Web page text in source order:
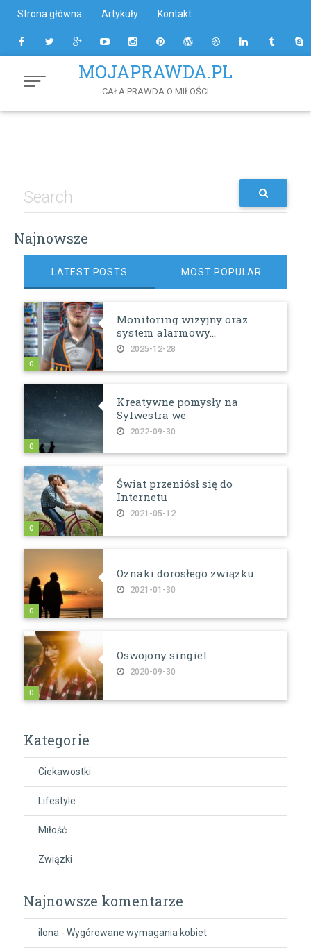
Content
Strona główna Artykuły Kontakt
MOJAPRAWDA.PL
CAŁA PRAWDA O MIŁOŚCI
Najnowsze
LATEST POSTS MOST POPULAR
Monitoring wizyjny oraz
system alarmowy...
2025-12-28
0
Kreatywne pomysły na
Sylwestra we
2022-09-30
0
Świat przeniósł się do
Internetu
2021-05-12
0
Oznaki dorosłego związku
2021-01-30
0
Oswojony singiel
2020-09-30
0
Kategorie
Ciekawostki
Lifestyle
Miłość
Związki
Najnowsze komentarze
ilona - Wygórowane wymagania kobiet